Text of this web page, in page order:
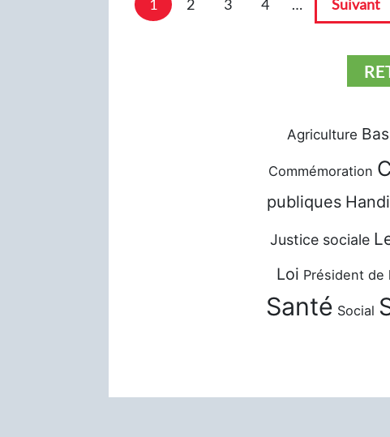
1 2 3 4 … Suivant
Agriculture
Commémoration
publiques
Justice sociale
Loi Président de
Santé Social